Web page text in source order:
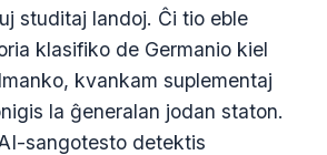
studitaj landoj. Ĉi tio eble
klasifiko de Germanio kiel
kvankam suplementaj
la ĝeneralan jodan staton.
sangotesto detektis